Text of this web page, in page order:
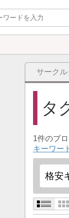
サーク
タ
1件のブ
キーワー